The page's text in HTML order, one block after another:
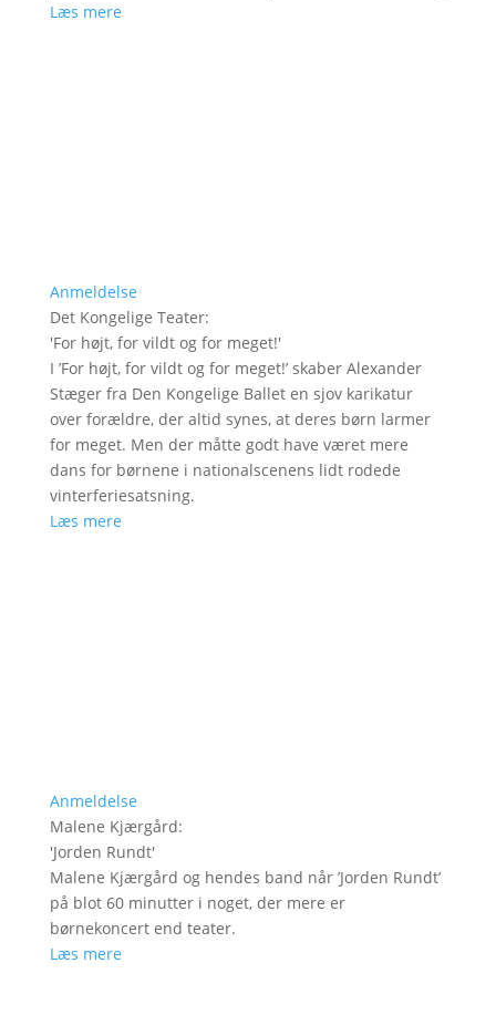
Læs mere
Anmeldelse
Det Kongelige Teater:
'For højt, for vildt og for meget!'
I ’For højt, for vildt og for meget!’ skaber Alexander
Stæger fra Den Kongelige Ballet en sjov karikatur
over forældre, der altid synes, at deres børn larmer
for meget. Men der måtte godt have været mere
dans for børnene i nationalscenens lidt rodede
vinterferiesatsning.
Læs mere
Anmeldelse
Malene Kjærgård:
'Jorden Rundt'
Malene Kjærgård og hendes band når ’Jorden Rundt’
på blot 60 minutter i noget, der mere er
børnekoncert end teater.
Læs mere